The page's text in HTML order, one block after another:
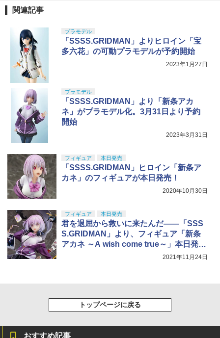
関連記事
プラモデル
「SSSS.GRIDMAN」よりヒロイン「宝
多六花」の可動プラモデルが予約開始
2023年1月27日
プラモデル
「SSSS.GRIDMAN」より「新条アカ
ネ」がプラモデル化。3月31日より予約
開始
2023年3月31日
フィギュア 本日発売
「SSSS.GRIDMAN」ヒロイン「新条ア
カネ」のフィギュアが本日発売！
2020年10月30日
フィギュア 本日発売
君を退屈から救いに来たんだ――「SSS
S.GRIDMAN」より、フィギュア「新条
アカネ ～A wish come true～」本日発
2021年11月24日
トップページに戻る
おすすめ記事